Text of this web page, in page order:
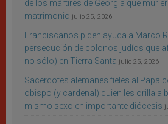
de los mártires de Georgia que
matrimonio julio 25, 2026
Franciscanos piden ayuda a Marco
persecución de colonos judíos que
no sólo) en Tierra Santa julio 25, 2026
Sacerdotes alemanes fieles al Papa
obispo (y cardenal) quien les orilla a
mismo sexo en importante diócesis